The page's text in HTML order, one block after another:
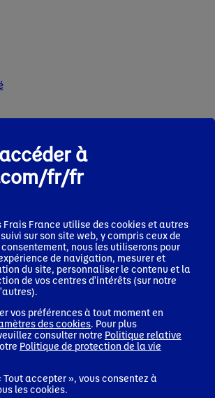
surAmazonsans minimum
contactez notre Service Client 📞
à
fr/fr
Frais France utilise des cookies et autres
sur son site web, y compris ceux de
nous les utiliserons pour
de navigation, mesurer et
du site, personnaliser le contenu et la
de vos centres d'intérêts (sur notre
vos préférences à tout moment en
des cookies . Pour plus
consulter notre Politique relative
Politique de protection de la vie
Tout accepter », vous consentez à
les cookies.